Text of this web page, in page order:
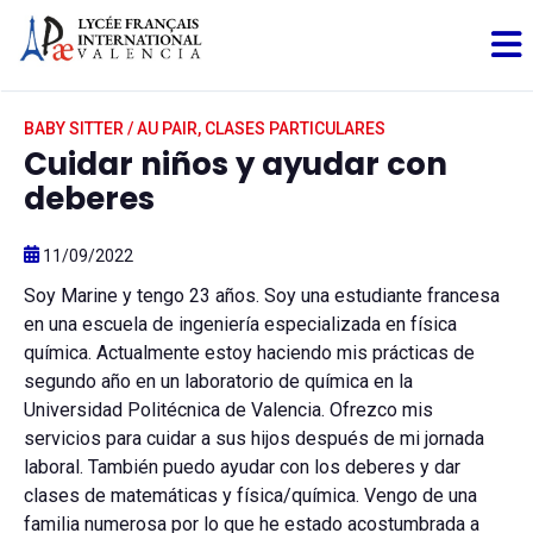
BABY SITTER / AU PAIR, CLASES PARTICULARES
Cuidar niños y ayudar con
deberes
11/09/2022
Soy Marine y tengo 23 años. Soy una estudiante francesa
en una escuela de ingeniería especializada en física
química. Actualmente estoy haciendo mis prácticas de
segundo año en un laboratorio de química en la
Universidad Politécnica de Valencia. Ofrezco mis
servicios para cuidar a sus hijos después de mi jornada
laboral. También puedo ayudar con los deberes y dar
clases de matemáticas y física/química. Vengo de una
familia numerosa por lo que he estado acostumbrada a